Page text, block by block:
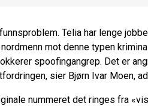
Telia har lenge
mot denne typen
spoofingangrep. Det er
sier Bjørn Ivar Moen,
nummeret det ringes fra